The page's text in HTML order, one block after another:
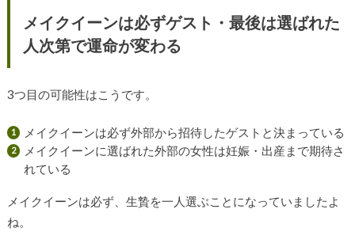
メイクイーンは必ずゲスト・最後は選ばれた
人次第で運命が変わる
3つ目の可能性はこうです。
メイクイーンは必ず外部から招待したゲストと決まっている
メイクイーンに選ばれた外部の女性は妊娠・出産まで期待さ
れている
メイクイーンは必ず、生贄を一人選ぶことになっていましたよ
ね。